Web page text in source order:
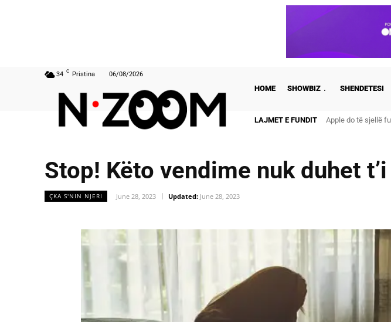
34 C Pristina 06/08/2026
HOME SHOWBIZ SHENDETESI
LAJMET E FUNDIT Apple do të sjellë
Cristiano
Stop! Këto vendime nuk duhet
ÇKA S'NIN NJERI June 28, 2023 Updated: June 28, 2023